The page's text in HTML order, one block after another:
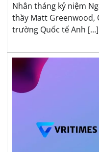
Nhân tháng kỷ niệm
thầy Matt Greenwood,
trường Quốc tế Anh […]